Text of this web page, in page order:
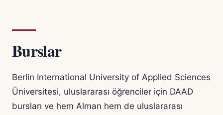
Burslar
Berlin International University of Applied Sciences
Üniversitesi, uluslararası öğrenciler için DAAD
bursları ve hem Alman hem de uluslararası